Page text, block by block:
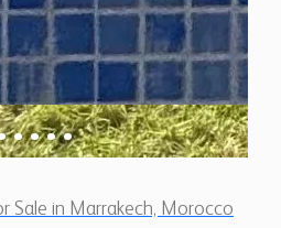
Sale in Marrakech, Morocco